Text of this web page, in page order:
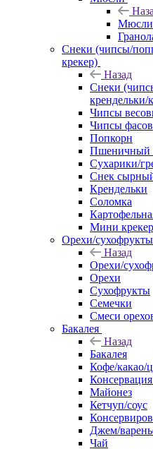
Мюсли
Снеки (чипсы/
крекер)
Назад
Снеки
крендельки/
Чипсы
Чипсы
Попкорн
Пшеничный
Сухарики/
Снек
Крендельки
Соломка
Мини крекер
Орехи/
Назад
Орехи/
Орехи
Сухофрукты
Семечки
Смеси
Бакалея
Назад
Бакалея
Кофе/какао/
Майонез
Кетчуп/соус
Джем/
Чай